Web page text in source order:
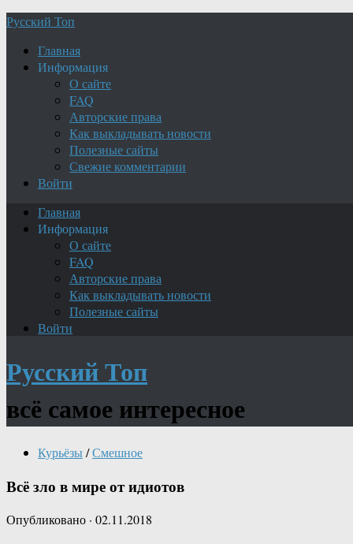
Русский Топ
Главная
Информация
О сайте
FAQ
Авторские права
Как выкладывать новости
Полезные сайты
Свежие комментарии
Войти
Главная
Информация
О сайте
FAQ
Авторские права
Как выкладывать новости
Полезные сайты
Войти
Русский Топ
всё самое интересное
Курьёзы/Смешное
Всё зло в мире от идиотов
Опубликовано · 02.11.2018